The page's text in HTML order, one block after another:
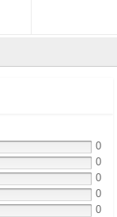
0
0
0
0
0